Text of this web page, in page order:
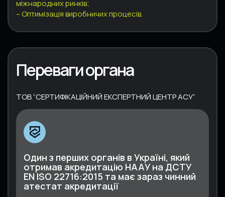
міжнародних ринків;
– Оптимізація виробничих процесів.
Переваги органа
ТОВ “СЕРТИФІКАЦІЙНИЙ ЕКСПЕРТНИЙ ЦЕНТР АСУ”
Один з перших органів в Україні, який
отримав акредитацію НААУ на ДСТУ
EN ISO 22716:2015 та має зараз чинний
атестат акредитації